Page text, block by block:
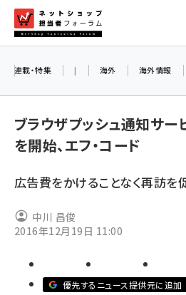
ン
ネットショップ
yahoo (1907)
楽天 (1874)
ecbeing (1211)
アスクル (1122)
base (1083)
連載・特集 | 海外 海外情報
ブラウザプッシュ通知サー
を開始、エフ・コード
広告費をかけることなく再訪を
中川 昌俊
2016年12月19日 11:00
優先するニュース提供元に追加